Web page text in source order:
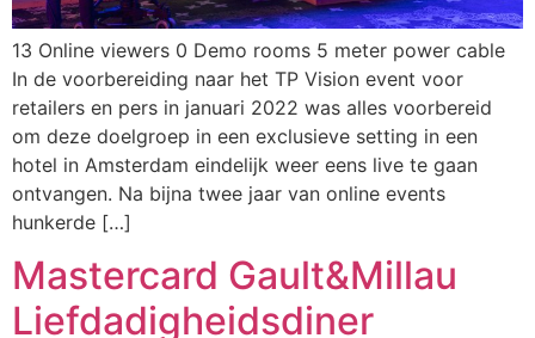
13 Online viewers 0 Demo rooms 5 meter power cable
In de voorbereiding naar het TP Vision event voor
retailers en pers in januari 2022 was alles voorbereid
om deze doelgroep in een exclusieve setting in een
hotel in Amsterdam eindelijk weer eens live te gaan
ontvangen. Na bijna twee jaar van online events
hunkerde […]
Mastercard Gault&Millau
Liefdadigheidsdiner